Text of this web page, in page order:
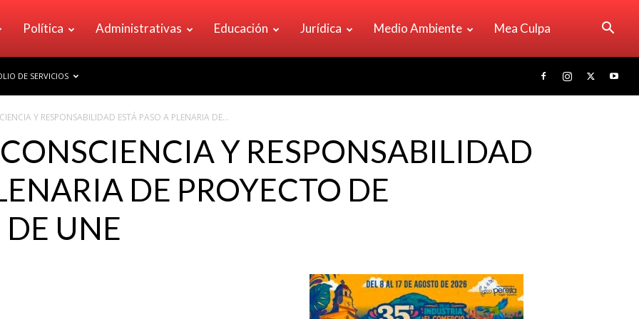
Política Administrativas Educación Jurídica Medio Ambiente Mea Culpa
DE SERVICIOS
Y RESPONSABILIDAD ESTÁ PASO A PLENARIA DE...
Y RESPONSABILIDAD
DE PROYECTO DE
UNE